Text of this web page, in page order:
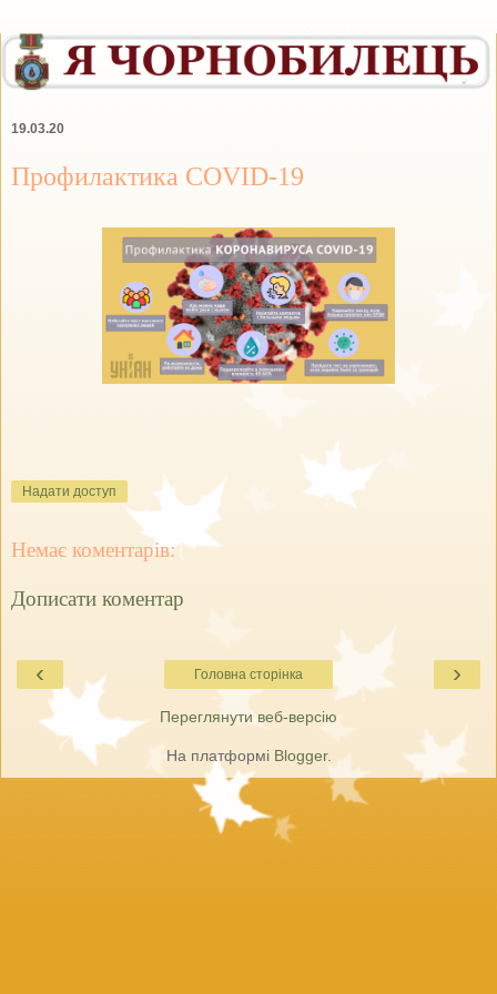
19.03.20
Профилактика COVID-19
Надати доступ
Немає коментарів:
Дописати коментар
‹ ›
Головна сторінка
Переглянути веб-версію
На платформі Blogger.